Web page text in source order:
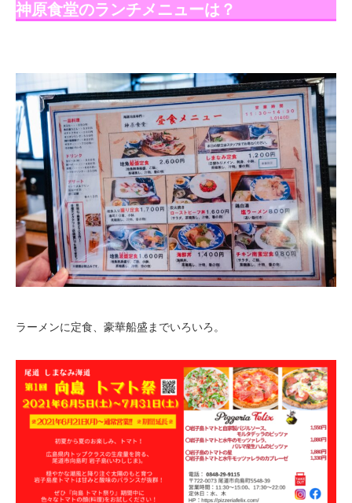
神原食堂のランチメニューは？
ラーメンに定食、豪華船盛までいろいろ。